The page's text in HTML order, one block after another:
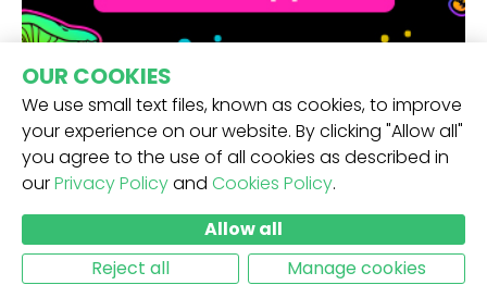
ERHALTE UNSEREN NEWSLETTER -
ABSCHICKEN
OUR COOKIES
We use small text files, known as cookies, to improve
your experience on our website. By clicking "Allow all"
you agree to the use of all cookies as described in
ourPrivacy Policyand Cookies Policy.
Allow all
Reject all
Manage cookies